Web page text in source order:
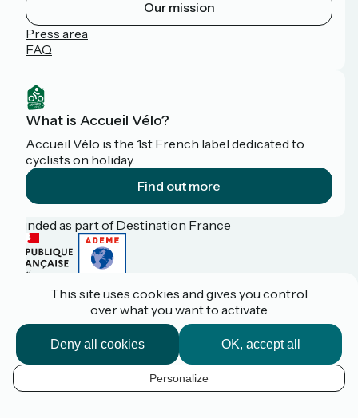
Our mission
Press area
FAQ
What is Accueil Vélo?
Accueil Vélo is the 1st French label dedicated to
cyclists on holiday.
Find out more
Funded as part of Destination France
Pro / press area
Plan du site
Legal Notice
Contact
Réalisation :
et France Vélo Tourisme
This site uses cookies and gives you control
over what you want to activate
OK, accept all
Deny all cookies
Personalize